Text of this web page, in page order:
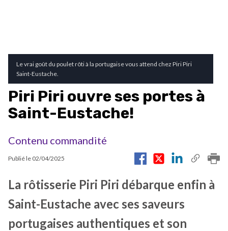
Le vrai goût du poulet rôti à la portugaise vous attend chez Piri Piri
Saint-Eustache.
Piri Piri ouvre ses portes à
Saint-Eustache!
Contenu commandité
Publié le 02/04/2025
La rôtisserie Piri Piri débarque enfin à
Saint-Eustache avec ses saveurs
portugaises authentiques et son